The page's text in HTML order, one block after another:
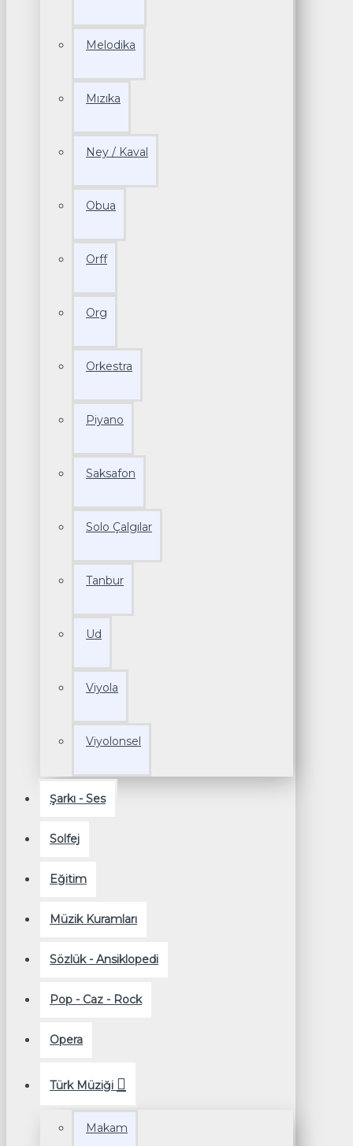
Melodika
Mızıka
Ney / Kaval
Obua
Orff
Org
Orkestra
Piyano
Saksafon
Solo Çalgılar
Tanbur
Ud
Viyola
Viyolonsel
Şarkı - Ses
Solfej
Eğitim
Müzik Kuramları
Sözlük - Ansiklopedi
Pop - Caz - Rock
Opera
Türk Müziği
Makam